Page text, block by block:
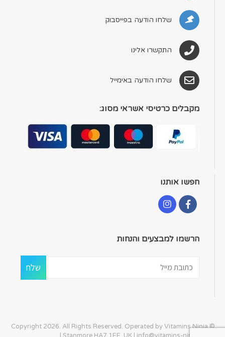
שלחו הודעה בפייסבוק
התקשרו אלינו
שלחו הודעה באימייל
מקבלים כרטיסי אשראי מסוג:
חפשו אותנו
הרשמו למבצעים והנחות
© Copyright 2026. All Rights Reserved. Operated by Vitamins Ninja
| Stanmore HA7 1EE, UK | info@vitamins-ninja.com